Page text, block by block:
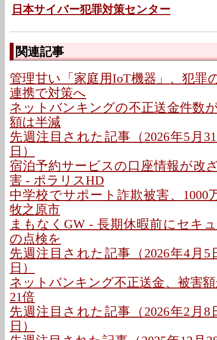
日本サイバー犯罪対策センター
関連記事
管理甘い「家庭用IoT機器」、犯罪
連携で対策へ
ネットバンキングの不正送金件数
額は半減
先週注目された記事（2026年5月
日）
宿泊予約サービスの口座情報が改
害 - ポラリスHD
中学校でサポート詐欺被害、1000
牧之原市
まもなくGW - 長期休暇前にセキ
の点検を
先週注目された記事（2026年4月5
日）
ネットバンキング不正送金、被害
21倍
先週注目された記事（2026年2月8
日）